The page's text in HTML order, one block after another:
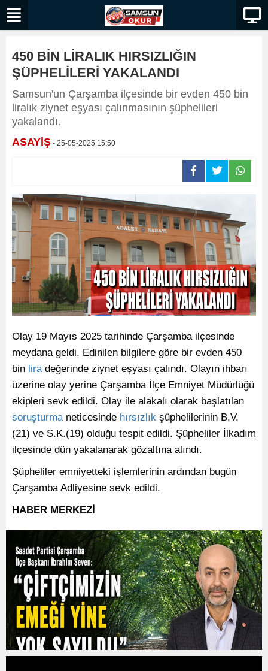
450 BİN LİRALIK HIRSIZLIĞIN
ŞÜPHELİLERİ YAKALANDI
​​​​​​​Samsun'un Çarşamba ilçesinde bir evden 450 bin
liralık ziynet eşyası çalınmasının şüphelileri
yakalandı.
ASAYİŞ - 25-05-2025 15:50
Olay 19 Mayıs 2025 tarihinde Çarşamba ilçesinde
meydana geldi. Edinilen bilgilere göre bir evden 450
bin liradeğerinde ziynet eşyası çalındı. Olayın ihbarı
üzerine olay yerine Çarşamba İlçe Emniyet Müdürlüğü
ekipleri sevk edildi. Olay ile alakalı olarak başlatılan
soruşturmaneticesinde hırsızlık şüphelilerinin B.V.
(21) ve S.K.(19) olduğu tespit edildi. Şüpheliler İlkadım
ilçesinde dün yakalanarak gözaltına alındı.
Şüpheliler emniyetteki işlemlerinin ardından bugün
Çarşamba Adliyesine sevk edildi.
HABER MERKEZİ